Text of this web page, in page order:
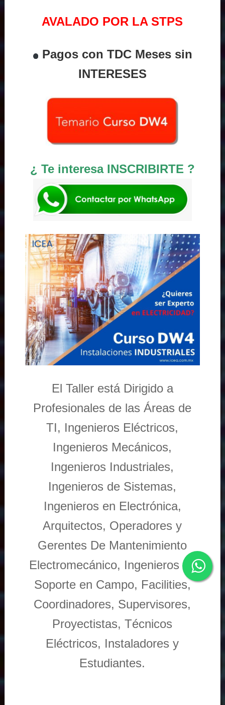
AVALADO POR LA STPS
Pagos con TDC Meses sin
INTERESES
¿ Te interesa INSCRIBIRTE ?
El Taller está Dirigido a
Profesionales de las Áreas de
TI, Ingenieros Eléctricos,
Ingenieros Mecánicos,
Ingenieros Industriales,
Ingenieros de Sistemas,
Ingenieros en Electrónica,
Arquitectos, Operadores y
Gerentes De Mantenimiento
Electromecánico, Ingenieros de
Soporte en Campo, Facilities,
Coordinadores, Supervisores,
Proyectistas, Técnicos
Eléctricos, Instaladores y
Estudiantes.